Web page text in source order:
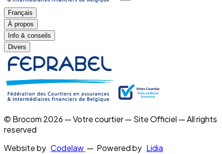
Français
À propos
Info & conseils
Divers
© Brocom 2026 — Votre courtier — Site Officiel — All rights
reserved
Website by Codelaw — Powered by Lidia